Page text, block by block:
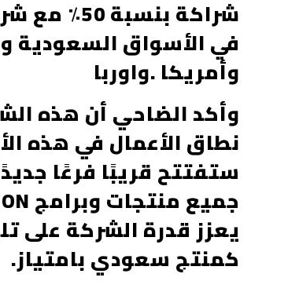
في الأسواق السعودية
وأمريكا .واوربا
وأكد الضاحي أن هذه
نطاق الأعمال في هذه
ستفتتح قريبًا فرعًا
يعزز قدرة الشركة على
كمنتج سعودي بامتياز.